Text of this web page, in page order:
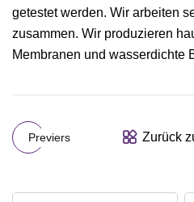
getestet werden. Wir arbeiten
zusammen. Wir produzieren
Membranen und wasserdichte
Previers Zurück